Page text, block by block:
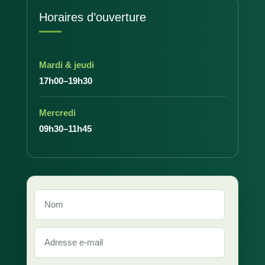
Horaires d’ouverture
Mardi & jeudi
17h00–19h30
Mercredi
09h30–11h45